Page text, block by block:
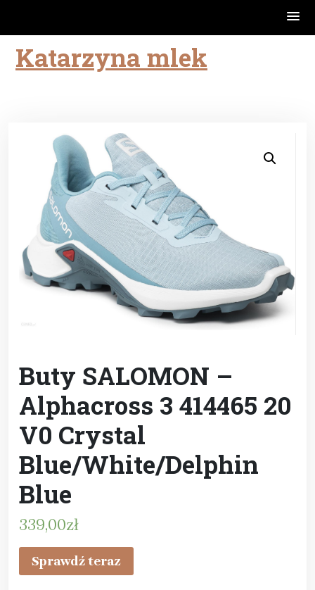
SkipKatarzyna mlek
Buty SALOMON –
Alphacross 3 414465 20
V0 Crystal
Blue/White/Delphin
Blue
339,00zł
Sprawdź teraz